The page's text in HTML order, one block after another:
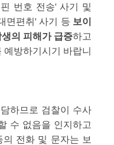
번호 전송' 사기 및
면편취' 사기 등 보이
의 피해가 급증하고
방하기시기 바랍니
하므로 검찰이 수사
수 없음을 인지하고
전화 및 문자는 보